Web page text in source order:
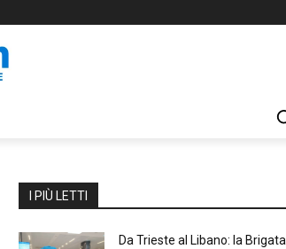
I PIÙ LETTI
Da Trieste al Libano: la Brigata